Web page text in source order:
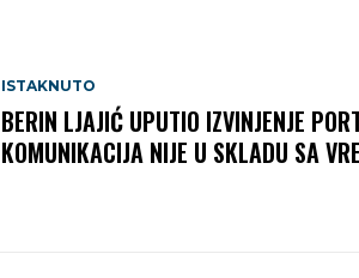
ISTAKNUTO
BERIN LJAJIĆ UPUTIO IZVINJENJE
KOMUNIKACIJA NIJE U SKLADU SA